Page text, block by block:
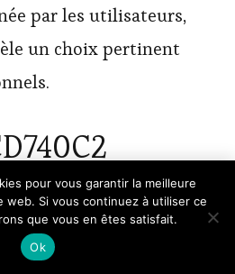
par les utilisateurs,
un choix pertinent
conçue pour
à optimiser leur
un
×
ponceuse et
Voir l'offre
pour vous garantir la meilleure
Si vous continuez à utiliser ce
que vous en êtes satisfait.
Ok